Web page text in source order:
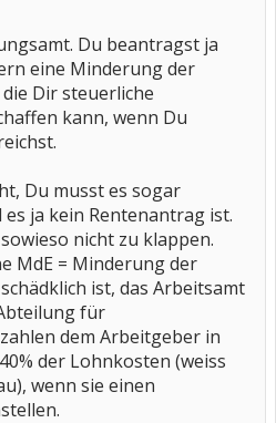
Du beantragst ja
eine Minderung der
Dir steuerliche
kann, wenn Du
Du musst es sogar
ja kein Rentenantrag ist.
nicht zu klappen.
MdE = Minderung der
ist, das Arbeitsamt
für
dem Arbeitgeber in
der Lohnkosten (weiss
wenn sie einen